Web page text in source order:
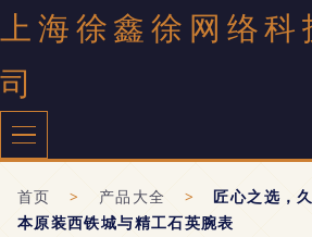
上海徐鑫徐网络科
司
首页 > 产品大全 >
匠心之选，
本原装西铁城与精工石英腕表